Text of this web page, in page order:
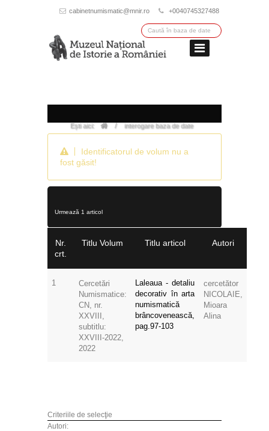
cabinetnumismatic@mnir.ro +0040745327488
Ești aici: / interogare baza de date
Identificatorul de volum nu a
fost găsit!
Urmează 1 articol
Nr.
crt.
Titlu Volum Titlu articol Autori
1
Cercetări
Numismatice:
CN, nr.
XXVIII,
subtitlu:
XXVIII-2022,
2022
Laleaua - detaliu
decorativ în arta
numismatică
brâncovenească,
pag.97-103
cercetător
NICOLAIE,
Mioara
Alina
Criteriile de selecţie
Autori: